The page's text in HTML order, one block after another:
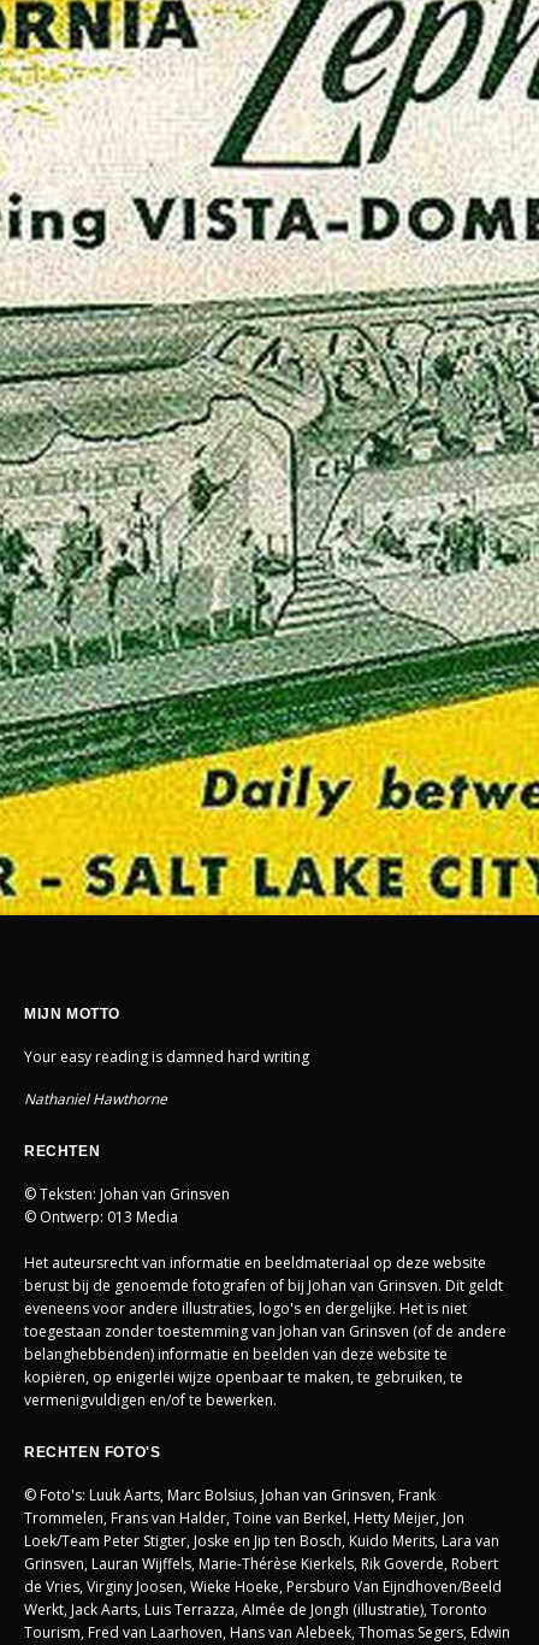
MIJN MOTTO
Your easy reading is damned hard writing
Nathaniel Hawthorne
RECHTEN
© Teksten: Johan van Grinsven
© Ontwerp: 013 Media
Het auteursrecht van informatie en beeldmateriaal op deze website
berust bij de genoemde fotografen of bij Johan van Grinsven. Dit geldt
eveneens voor andere illustraties, logo's en dergelijke. Het is niet
toegestaan zonder toestemming van Johan van Grinsven (of de andere
belanghebbenden) informatie en beelden van deze website te
kopiëren, op enigerlei wijze openbaar te maken, te gebruiken, te
vermenigvuldigen en/of te bewerken.
RECHTEN FOTO'S
© Foto's: Luuk Aarts, Marc Bolsius, Johan van Grinsven, Frank
Trommelen, Frans van Halder, Toine van Berkel, Hetty Meijer, Jon
Loek/Team Peter Stigter, Joske en Jip ten Bosch, Kuido Merits, Lara van
Grinsven, Lauran Wijffels, Marie-Thérèse Kierkels, Rik Goverde, Robert
de Vries, Virginy Joosen, Wieke Hoeke, Persburo Van Eijndhoven/Beeld
Werkt, Jack Aarts, Luis Terrazza, AImée de Jongh (illustratie), Toronto
Tourism, Fred van Laarhoven, Hans van Alebeek, Thomas Segers, Edwin